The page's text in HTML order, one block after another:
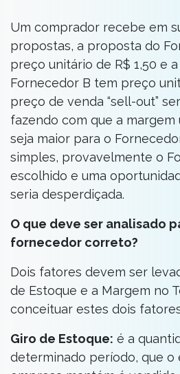
Um comprador recebe em
propostas, a proposta do
preço unitário de R$ 1,50 e
Fornecedor B tem preço
preço de venda “sell-out”
fazendo com que a
seja maior para o
simples, provavelmente o
escolhido e uma
seria desperdiçada.
O que deve ser analisado
fornecedor correto?
Dois fatores devem ser
de Estoque e a Margem no
conceituar estes dois
Giro de Estoque: é a
determinado período, que o